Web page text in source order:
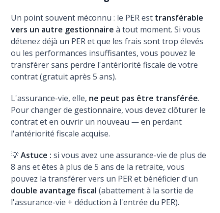
Un point souvent méconnu : le PER est transférable
vers un autre gestionnaire à tout moment. Si vous
détenez déjà un PER et que les frais sont trop élevés
ou les performances insuffisantes, vous pouvez le
transférer sans perdre l'antériorité fiscale de votre
contrat (gratuit après 5 ans).
L'assurance-vie, elle, ne peut pas être transférée.
Pour changer de gestionnaire, vous devez clôturer le
contrat et en ouvrir un nouveau — en perdant
l'antériorité fiscale acquise.
💡Astuce : si vous avez une assurance-vie de plus de
8 ans et êtes à plus de 5 ans de la retraite, vous
pouvez la transférer vers un PER et bénéficier d'un
double avantage fiscal (abattement à la sortie de
l'assurance-vie + déduction à l'entrée du PER).